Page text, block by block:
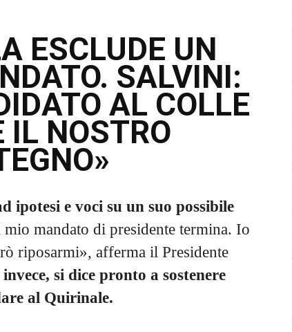
ESCLUDE UN
SALVINI:
AL COLLE
IL NOSTRO
ipotesi e voci su un suo possibile
mandato di presidente termina. Io
riposarmi», afferma il Presidente
si dice pronto a sostenere
al Quirinale.